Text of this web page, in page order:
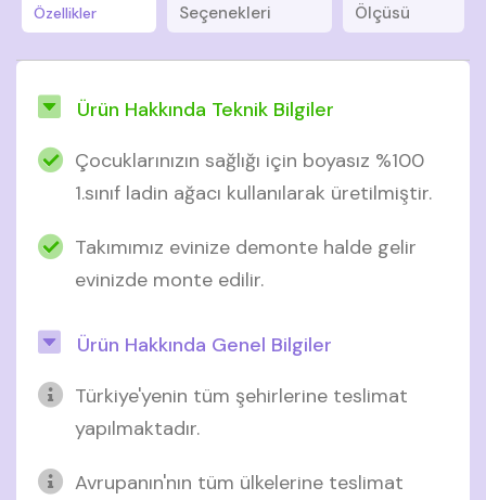
Özellikler
Seçenekleri
Ölçüsü
Ürün Hakkında Teknik Bilgiler
Çocuklarınızın sağlığı için boyasız %100
1.sınıf ladin ağacı kullanılarak üretilmiştir.
Takımımız evinize demonte halde gelir
evinizde monte edilir.
Ürün Hakkında Genel Bilgiler
Türkiye'yenin tüm şehirlerine teslimat
yapılmaktadır.
Avrupanın'nın tüm ülkelerine teslimat